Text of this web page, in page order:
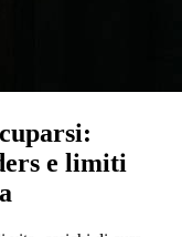
e limiti